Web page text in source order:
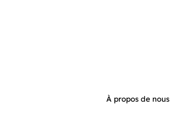
À propos de nous